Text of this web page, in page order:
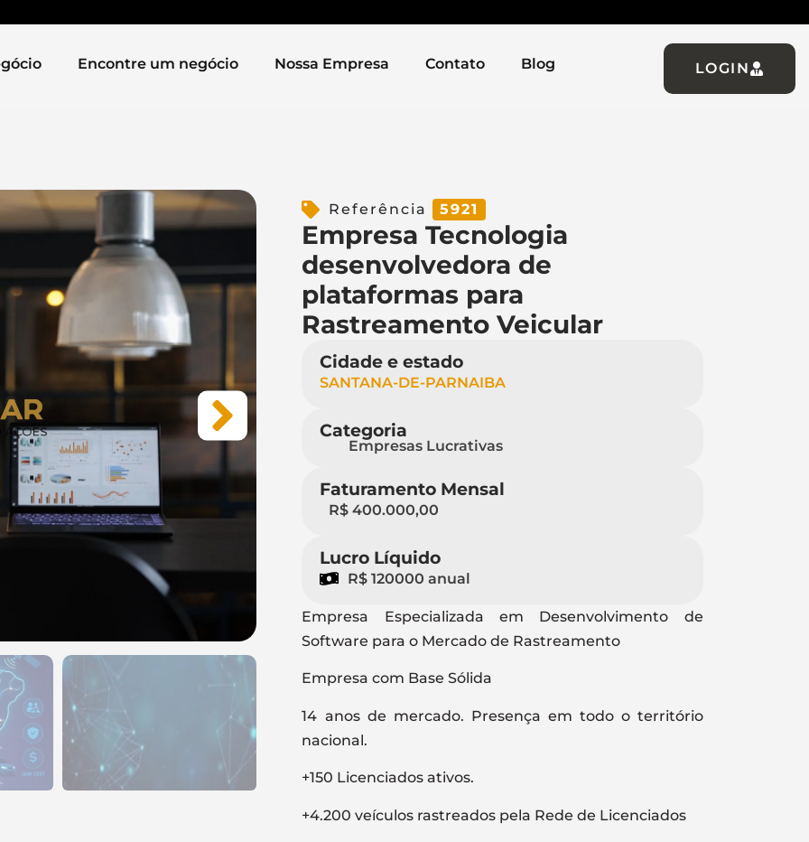
Encontre um negócio Nossa Empresa Contato Blog LOGIN
Referência 5921
Empresa Tecnologia
desenvolvedora de
plataformas para
Rastreamento Veicular
Cidade e estado
SANTANA-DE-PARNAIBA
Categoria
Empresas Lucrativas
Faturamento Mensal
R$ 400.000,00
Lucro Líquido
R$ 120000 anual
Empresa Especializada em Desenvolvimento de
Software para o Mercado de Rastreamento
Empresa com Base Sólida
14 anos de mercado. Presença em todo o território
nacional.
+150 Licenciados ativos.
+4.200 veículos rastreados pela Rede de Licenciados